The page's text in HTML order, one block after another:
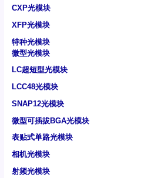
CXP光模块
XFP光模块
特种光模块
微型光模块
LC超短型光模块
LCC48光模块
SNAP12光模块
微型可插拔BGA光模块
表贴式单路光模块
相机光模块
射频光模块